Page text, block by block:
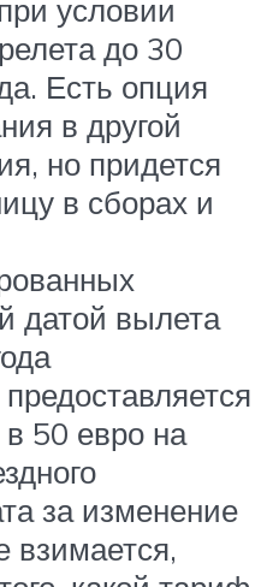
условии
до 30
Есть опция
в другой
но придется
в сборах и
датой вылета
50 евро на
за изменение
взимается,